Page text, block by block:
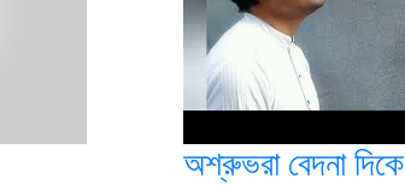
অশ্রুভরা বেদনা দিকে